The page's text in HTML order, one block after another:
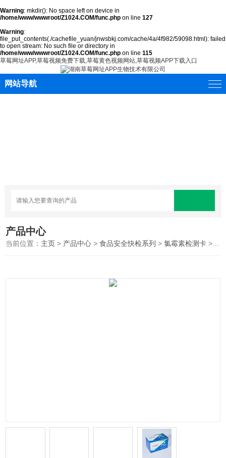
Warning: mkdir(): No space left on device in
/home/www/wwwroot/Z1024.COM/func.php on line 127
Warning:
file_put_contents(./cachefile_yuan/jnwsbkj.com/cache/4a/4f982/59098.html): failed
to open stream: No such file or directory in
/home/www/wwwroot/Z1024.COM/func.php on line 115
草莓网址APP,草莓视频免费下载,草莓黄色视频网站,草莓视频APP下载入口
网站导航
产品中心
当前位置： 主页 > 产品中心 >食品安全快检系列 >氯霉素检测卡 >氯霉素检测卡